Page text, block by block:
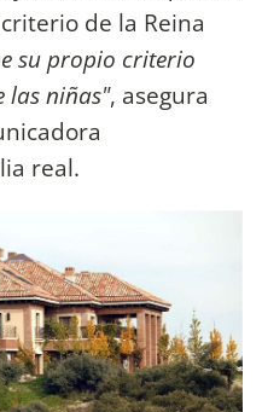
de la Reina
su propio criterio
las niñas", asegura
real.